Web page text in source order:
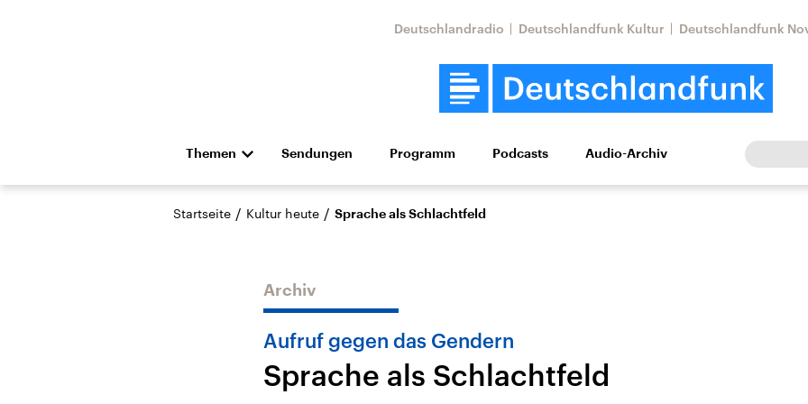
Deutschlandradio Deutschlandfunk Kultur Deutschlandfunk
Themen
Die Nachrichten Politik Wirtschaft Wissen Kultur Europa
Hörspiel und Feature Musik
Landtagswahl Sachsen-
USA
Nahostkonflikt
Sendungen Programm Podcasts Audio-Archiv
Startseite / Kultur heute / Sprache als Schlachtfeld
Archiv
Aufruf gegen das Gendern
Sprache als Schlachtfeld